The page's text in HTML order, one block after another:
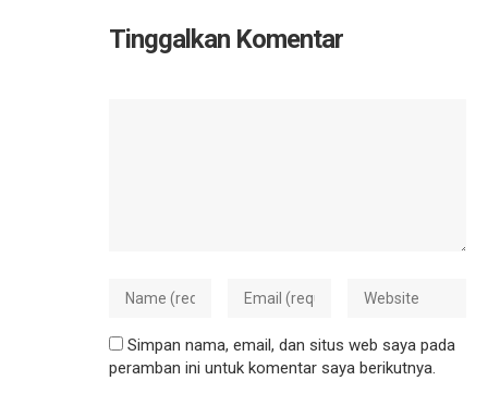
Tinggalkan Komentar
Simpan nama, email, dan situs web saya pada
peramban ini untuk komentar saya berikutnya.